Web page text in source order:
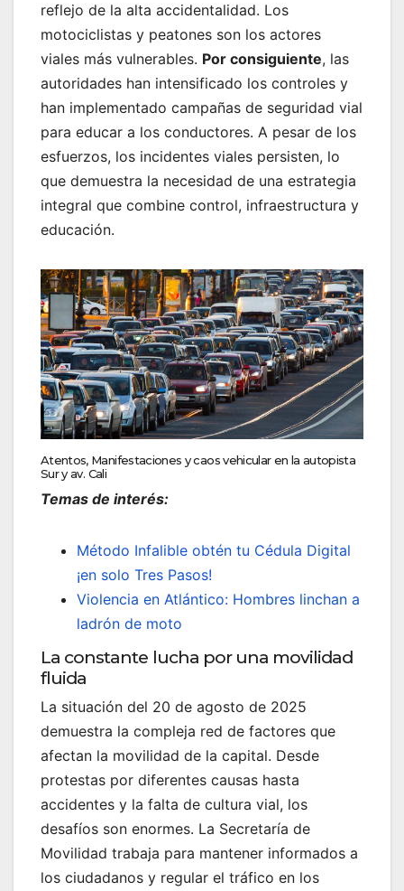
reflejo de la alta accidentalidad. Los
motociclistas y peatones son los actores
viales más vulnerables. Por consiguiente, las
autoridades han intensificado los controles y
han implementado campañas de seguridad vial
para educar a los conductores. A pesar de los
esfuerzos, los incidentes viales persisten, lo
que demuestra la necesidad de una estrategia
integral que combine control, infraestructura y
educación.
Atentos, Manifestaciones y caos vehicular en la autopista
Sur y av. Cali
Temas de interés:
Método Infalible obtén tu Cédula Digital
¡en solo Tres Pasos!
Violencia en Atlántico: Hombres linchan a
ladrón de moto
La constante lucha por una movilidad
fluida
La situación del 20 de agosto de 2025
demuestra la compleja red de factores que
afectan la movilidad de la capital. Desde
protestas por diferentes causas hasta
accidentes y la falta de cultura vial, los
desafíos son enormes. La Secretaría de
Movilidad trabaja para mantener informados a
los ciudadanos y regular el tráfico en los